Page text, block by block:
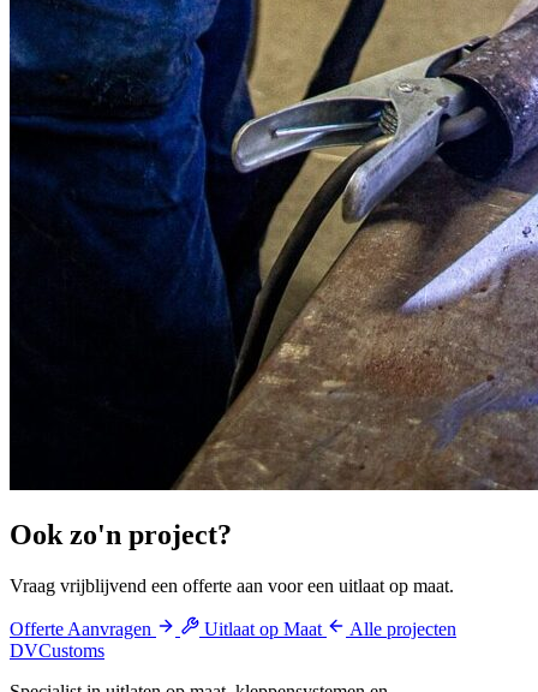
Ook zo'n project?
Vraag vrijblijvend een offerte aan voor een uitlaat op maat.
Offerte Aanvragen Uitlaat op Maat
Alle projecten
DVCustoms